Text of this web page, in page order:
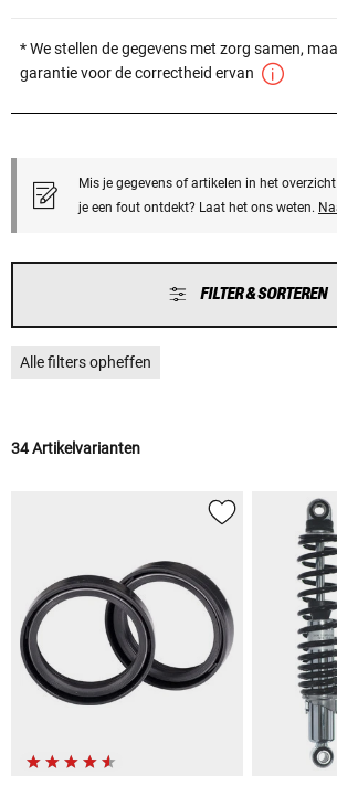
* We stellen de gegevens met zorg samen,
garantie voor de correctheid ervan
Mis je gegevens of artikelen in het
je een fout ontdekt? Laat het ons weten.
FILTER & SORTEREN
Alle filters opheffen
34 Artikelvarianten